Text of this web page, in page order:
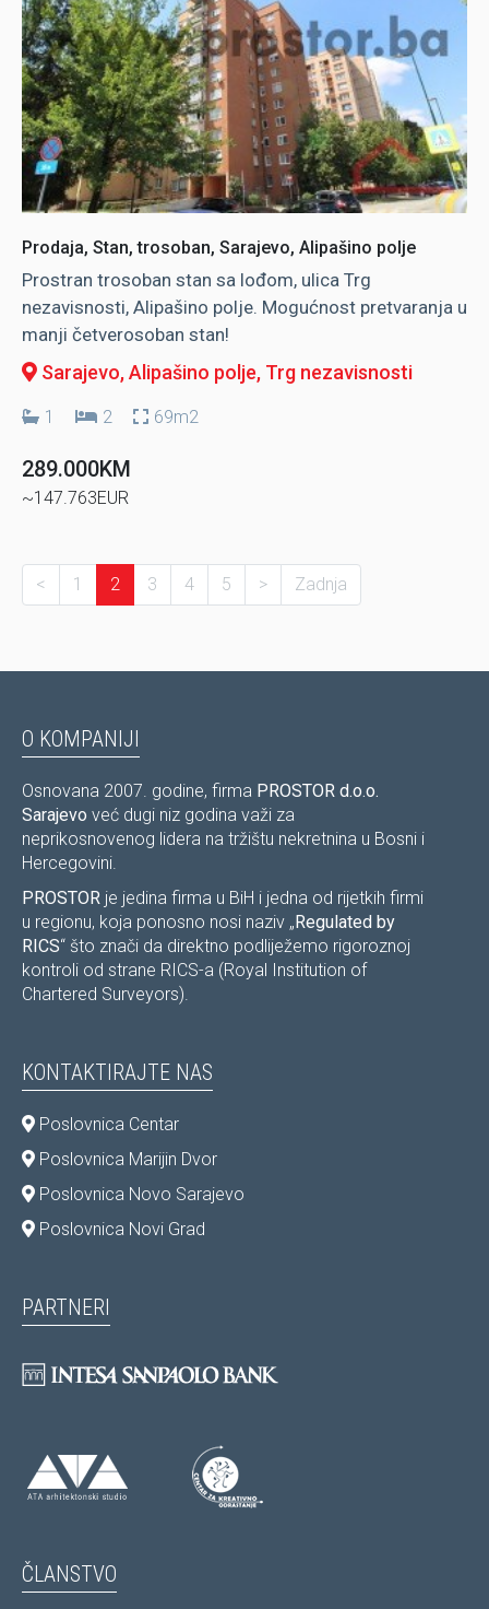
Prodaja, Stan, trosoban, Sarajevo, Alipašino polje
Prostran trosoban stan sa lođom, ulica Trg
nezavisnosti, Alipašino polje. Mogućnost pretvaranja u
manji četverosoban stan!
Sarajevo, Alipašino polje, Trg nezavisnosti
1 2 69m2
289.000KM
~147.763EUR
< 1 2 3 4 5 > Zadnja
O KOMPANIJI
Osnovana 2007. godine, firma PROSTOR d.o.o.
Sarajevo već dugi niz godina važi za
neprikosnovenog lidera na tržištu nekretnina u Bosni i
Hercegovini.
PROSTOR je jedina firma u BiH i jedna od rijetkih firmi
u regionu, koja ponosno nosi naziv „ Regulated by
RICS“ što znači da direktno podliježemo rigoroznoj
kontroli od strane RICS-a (Royal Institution of
Chartered Surveyors).
KONTAKTIRAJTE NAS
Poslovnica Centar
Poslovnica Marijin Dvor
Poslovnica Novo Sarajevo
Poslovnica Novi Grad
PARTNERI
ČLANSTVO